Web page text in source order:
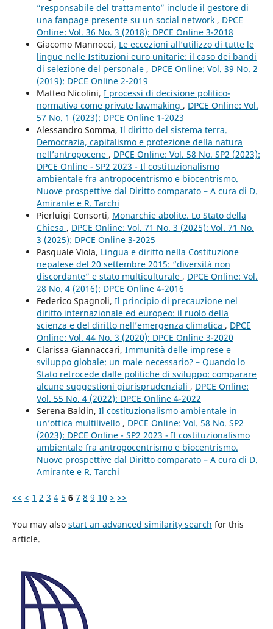
“responsabile del trattamento” include il gestore di
una fanpage presente su un social network , DPCE
Online: Vol. 36 No. 3 (2018): DPCE Online 3-2018
Giacomo Mannocci, Le eccezioni all’utilizzo di tutte le
lingue nelle Istituzioni euro unitarie: il caso dei bandi
di selezione del personale , DPCE Online: Vol. 39 No. 2
(2019): DPCE Online 2-2019
Matteo Nicolini, I processi di decisione politico-
normativa come private lawmaking , DPCE Online: Vol.
57 No. 1 (2023): DPCE Online 1-2023
Alessandro Somma, Il diritto del sistema terra.
Democrazia, capitalismo e protezione della natura
nell’antropocene , DPCE Online: Vol. 58 No. SP2 (2023):
DPCE Online - SP2 2023 - Il costituzionalismo
ambientale fra antropocentrismo e biocentrismo.
Nuove prospettive dal Diritto comparato – A cura di D.
Amirante e R. Tarchi
Pierluigi Consorti, Monarchie abolite. Lo Stato della
Chiesa , DPCE Online: Vol. 71 No. 3 (2025): Vol. 71 No.
3 (2025): DPCE Online 3-2025
Pasquale Viola, Lingua e diritto nella Costituzione
nepalese del 20 settembre 2015: “diversità non
discordante” e stato multiculturale , DPCE Online: Vol.
28 No. 4 (2016): DPCE Online 4-2016
Federico Spagnoli, Il principio di precauzione nel
diritto internazionale ed europeo: il ruolo della
scienza e del diritto nell’emergenza climatica , DPCE
Online: Vol. 44 No. 3 (2020): DPCE Online 3-2020
Clarissa Giannaccari, Immunità delle imprese e
sviluppo globale: un male necessario? – Quando lo
Stato retrocede dalle politiche di sviluppo: comparare
alcune suggestioni giurisprudenziali , DPCE Online:
Vol. 55 No. 4 (2022): DPCE Online 4-2022
Serena Baldin, Il costituzionalismo ambientale in
un’ottica multilivello , DPCE Online: Vol. 58 No. SP2
(2023): DPCE Online - SP2 2023 - Il costituzionalismo
ambientale fra antropocentrismo e biocentrismo.
Nuove prospettive dal Diritto comparato – A cura di D.
Amirante e R. Tarchi
<< < 1 2 3 4 5 6 7 8 9 10 > >>
You may also start an advanced similarity search for this
article.